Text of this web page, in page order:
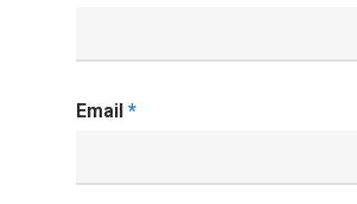
Email *